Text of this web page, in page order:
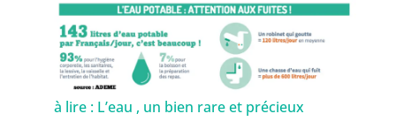
à lire : L’eau , un bien rare et précieux